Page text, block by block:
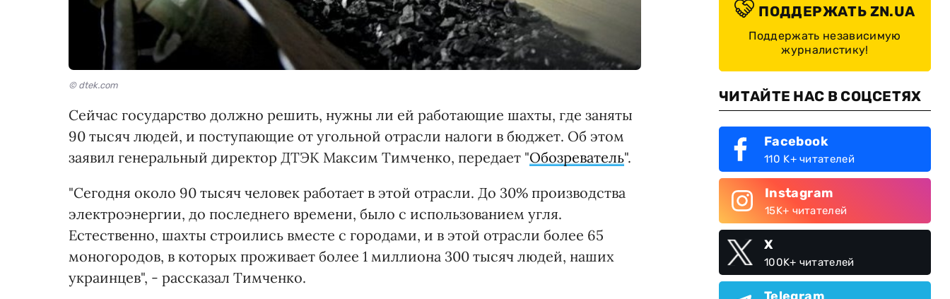
© dtek.com
Сейчас государство должно решить, нужны ли ей работающие шахты, где заняты
90 тысяч людей, и поступающие от угольной отрасли налоги в бюджет. Об этом
заявил генеральный директор ДТЭК Максим Тимченко, передает "Обозреватель".
"Сегодня около 90 тысяч человек работает в этой отрасли. До 30% производства
электроэнергии, до последнего времени, было с использованием угля.
Естественно, шахты строились вместе с городами, и в этой отрасли более 65
моногородов, в которых проживает более 1 миллиона 300 тысяч людей, наших
украинцев", - рассказал Тимченко.
ПОДДЕРЖАТЬ ZN.UA
Поддержать независимую
журналистику!
ЧИТАЙТЕ НАС В СОЦСЕТЯХ
Facebook
110 K+ читателей
Instagram
15K+ читателей
X
100K+ читателей